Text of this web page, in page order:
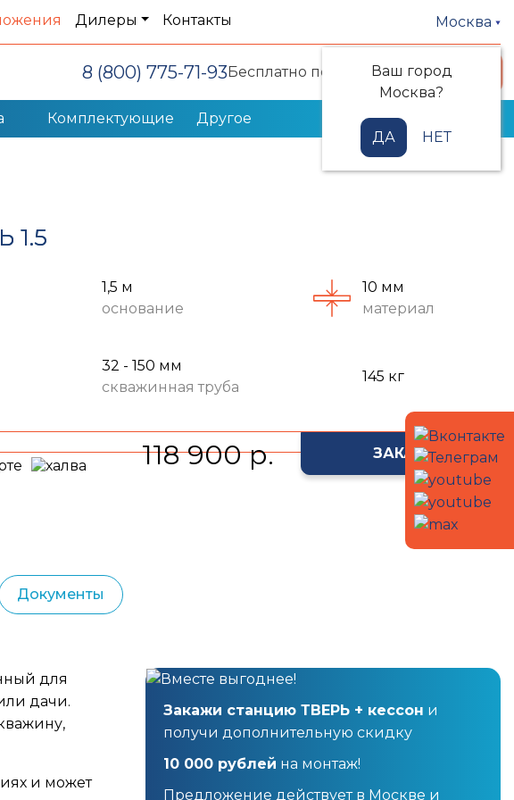
Дилеры Контакты Москва
Ваш город
Москва?
ДА НЕТ
8 (800) 775-71-93Бесплатно по РФ Заказать звонок
Комплектующие Другое
1.5
1,5 м
основание
10 мм
материал
32 - 150 мм
скважинная труба
145 кг
118 900 р. ЗАКАЗАТЬ
Документы
для
дачи.
и может
Закажи станцию ТВЕРЬ + кессон и
получи дополнительную скидку
10 000 рублей на монтаж!
Предложение действует в Москве и